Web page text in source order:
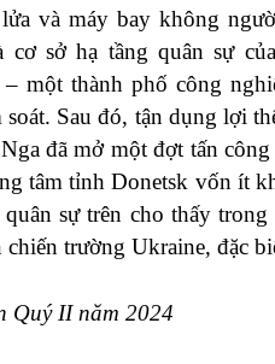
và máy bay không
cơ sở hạ tầng quân sự
một thành phố công
soát. Sau đó, tận dụng lợi
đã mở một đợt tấn
tâm tỉnh Donetsk vốn ít
sự trên cho thấy
chiến trường Ukraine, đặc
Quý II năm 2024